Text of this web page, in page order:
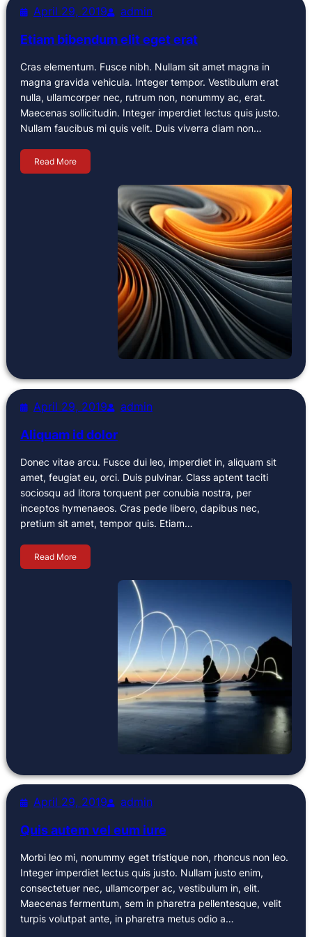
April 29, 2019 admin
Etiam bibendum elit eget erat
Cras elementum. Fusce nibh. Nullam sit amet magna in
magna gravida vehicula. Integer tempor. Vestibulum erat
nulla, ullamcorper nec, rutrum non, nonummy ac, erat.
Maecenas sollicitudin. Integer imperdiet lectus quis justo.
Nullam faucibus mi quis velit. Duis viverra diam non…
Read More
April 29, 2019 admin
Aliquam id dolor
Donec vitae arcu. Fusce dui leo, imperdiet in, aliquam sit
amet, feugiat eu, orci. Duis pulvinar. Class aptent taciti
sociosqu ad litora torquent per conubia nostra, per
inceptos hymenaeos. Cras pede libero, dapibus nec,
pretium sit amet, tempor quis. Etiam…
Read More
April 29, 2019 admin
Quis autem vel eum iure
Morbi leo mi, nonummy eget tristique non, rhoncus non leo.
Integer imperdiet lectus quis justo. Nullam justo enim,
consectetuer nec, ullamcorper ac, vestibulum in, elit.
Maecenas fermentum, sem in pharetra pellentesque, velit
turpis volutpat ante, in pharetra metus odio a…